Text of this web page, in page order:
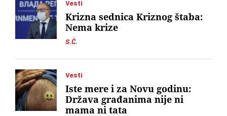
Vesti
S.Ć.
Krizna sednica Kriznog štaba:
Nema krize
Vesti
Iste mere i za Novu godinu:
Država građanima nije ni
mama ni tata